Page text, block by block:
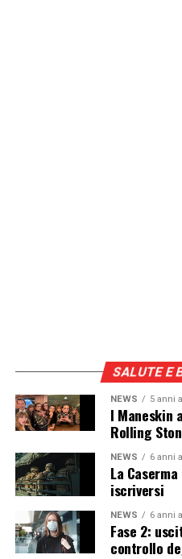
SALUTE E
NEWS 5 anni
I Maneskin
Rolling
NEWS 6 anni
La
iscriversi
NEWS 6 anni
Fase 2:
controllo